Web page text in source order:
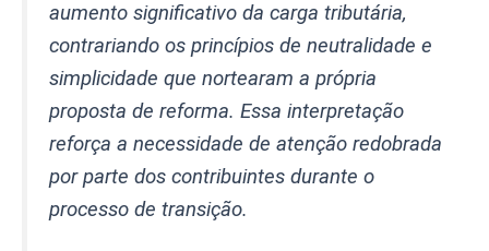
aumento significativo da carga tributária,
contrariando os princípios de neutralidade e
simplicidade que nortearam a própria
proposta de reforma. Essa interpretação
reforça a necessidade de atenção redobrada
por parte dos contribuintes durante o
processo de transição.